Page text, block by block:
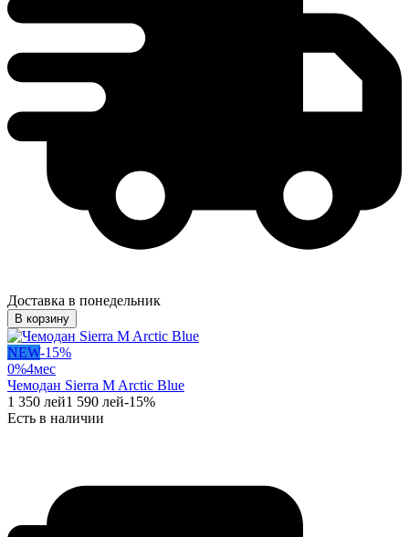
Доставка в понедельник
В корзину
NEW-15%
0%4мес
Чемодан Sierra M Arctic Blue
1 350 лей1 590 лей-15%
Есть в наличии